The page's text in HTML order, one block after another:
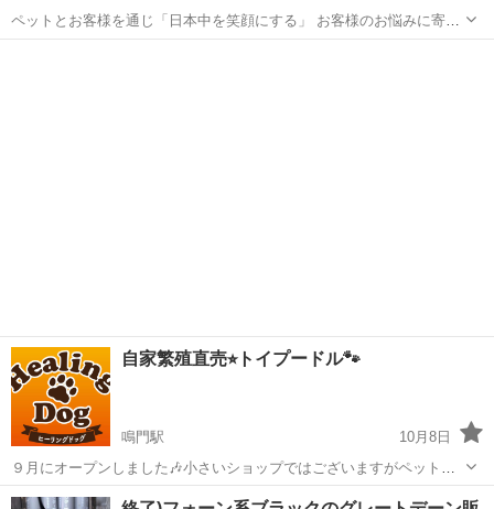
ペットとお客様を通じ「日本中を笑顔にする」 お客様のお悩みに寄り
添う 専任コンシェルジュにはどんなことでもご相談いただけます。 飼
自家繁殖直売⭐︎トイプードル🐾
鳴門駅
10月8日
９月にオープンしました🎶小さいショップではございますがペット用
品、フードも販売しております。 お気軽にお越し下さい☺️
徳島 板野郡 鳴門駅 ペットショップ ホームページ